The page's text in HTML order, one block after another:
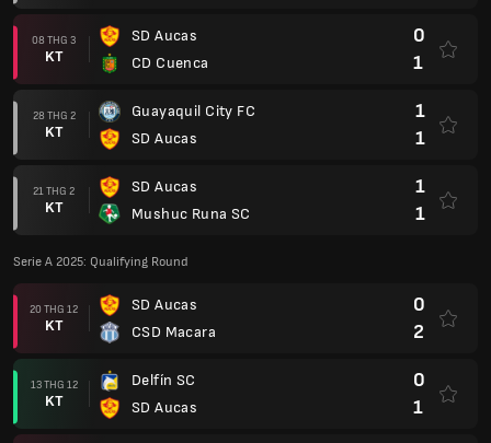
08 THG 3
KT
SD Aucas
CD Cuenca
0
1
28 THG 2
KT
Guayaquil City FC
SD Aucas
1
1
21 THG 2
KT
SD Aucas
Mushuc Runa SC
1
1
Serie A 2025: Qualifying Round
20 THG 12
KT
SD Aucas
CSD Macara
0
2
13 THG 12
KT
Delfín SC
SD Aucas
0
1